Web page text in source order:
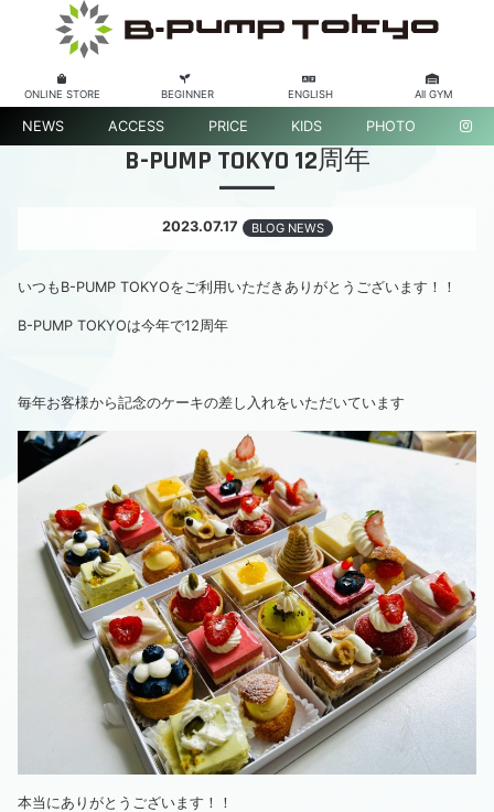
ONLINE STORE BEGINNER ENGLISH All GYM
NEWS ACCESS PRICE KIDS PHOTO
B-PUMP TOKYO 12周年
2023.07.17 BLOG NEWS
いつもB-PUMP TOKYOをご利用いただきありがとうございます！！
B-PUMP TOKYOは今年で12周年
毎年お客様から記念のケーキの差し入れをいただいています
本当にありがとうございます！！